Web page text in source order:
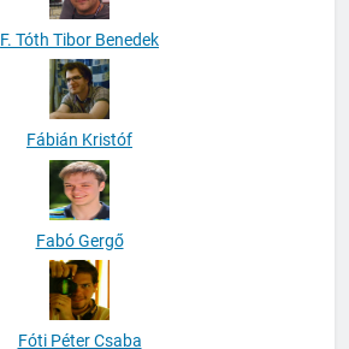
F. Tóth Tibor Benedek
Fábián Kristóf
Fabó Gergő
Fóti Péter Csaba